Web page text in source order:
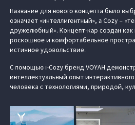
Название для нового концепта было
означает «интеллигентный», а Cozy –
дружелюбный». Концепт-кар создан как
роскошное и комфортабельное
истинное удовольствие.
С помощью i-Cozy бренд VOYAH
интеллектуальный опыт
человека с технологиями, природой,